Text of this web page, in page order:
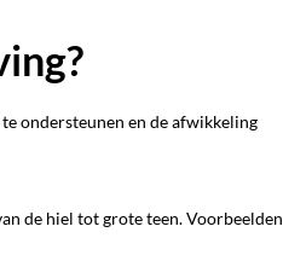
ondersteunen en de afwikkeling
de hiel tot grote teen. Voorbeelden